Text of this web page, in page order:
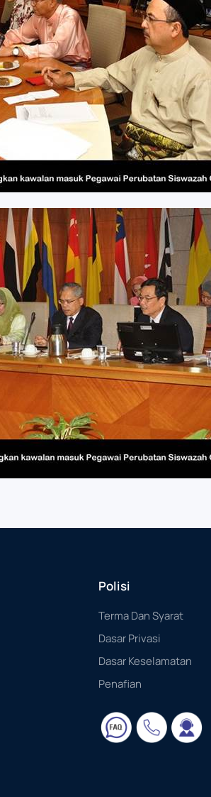
Polisi
Terma Dan Syarat
Dasar Privasi
Dasar Keselamatan
Penafian